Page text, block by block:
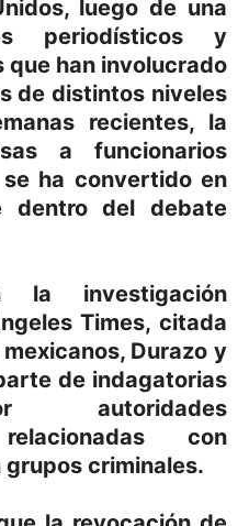
luego de una
periodísticos y
han involucrado
de distintos niveles
recientes, la
a funcionarios
ha convertido en
dentro del debate
la investigación
Times, citada
Durazo y
de indagatorias
autoridades
con
criminales.